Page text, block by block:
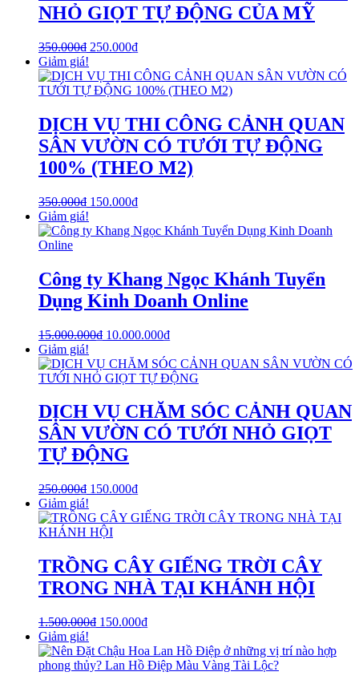
NHỎ GIỌT TỰ ĐỘNG CỦA MỸ
350.000₫ 250.000₫
Giảm giá!
DỊCH VỤ THI CÔNG CẢNH QUAN
SÂN VƯỜN CÓ TƯỚI TỰ ĐỘNG
100% (THEO M2)
350.000₫ 150.000₫
Giảm giá!
Công ty Khang Ngọc Khánh Tuyển
Dụng Kinh Doanh Online
15.000.000₫ 10.000.000₫
Giảm giá!
DỊCH VỤ CHĂM SÓC CẢNH QUAN
SÂN VƯỜN CÓ TƯỚI NHỎ GIỌT
TỰ ĐỘNG
250.000₫ 150.000₫
Giảm giá!
TRỒNG CÂY GIẾNG TRỜI CÂY
TRONG NHÀ TẠI KHÁNH HỘI
1.500.000₫ 150.000₫
Giảm giá!